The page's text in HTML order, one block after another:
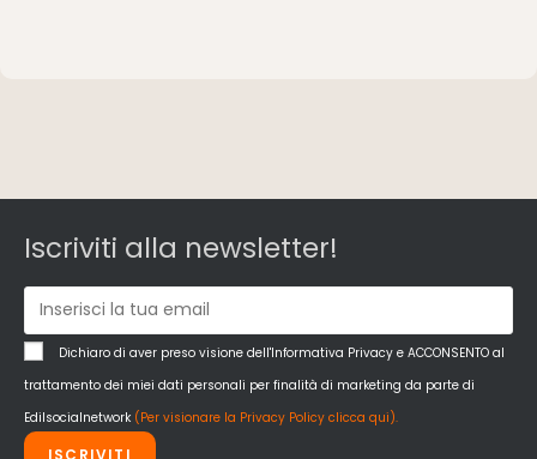
Iscriviti alla newsletter!
Dichiaro di aver preso visione dell'Informativa Privacy e ACCONSENTO al
trattamento dei miei dati personali per finalità di marketing da parte di
Edilsocialnetwork (Per visionare la Privacy Policy clicca qui).
ISCRIVITI